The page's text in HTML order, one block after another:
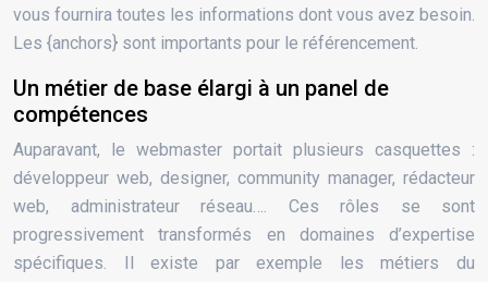
vous fournira toutes les informations dont vous avez besoin.
Les {anchors} sont importants pour le référencement.
Un métier de base élargi à un panel de
compétences
Auparavant, le webmaster portait plusieurs casquettes :
développeur web, designer, community manager, rédacteur
web, administrateur réseau…. Ces rôles se sont
progressivement transformés en domaines d’expertise
spécifiques. Il existe par exemple les métiers du